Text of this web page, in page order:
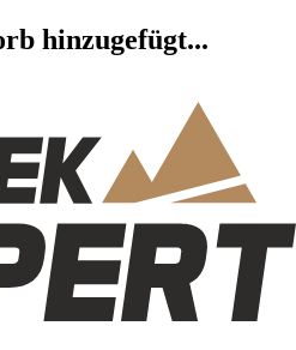
hinzugefügt...